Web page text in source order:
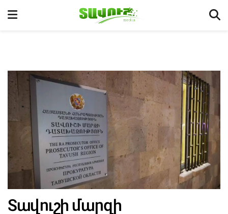
Տավուշի մարզի